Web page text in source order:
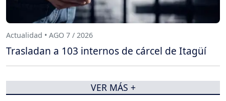
Actualidad • AGO 7 / 2026
Trasladan a 103 internos de cárcel de Itagüí
VER MÁS +